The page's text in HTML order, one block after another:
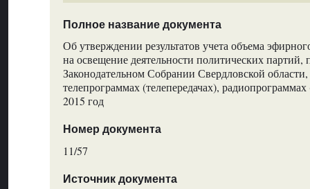
Полное название документа
Об утверждении результатов учета объема
на освещение деятельности политических партий,
Законодательном Собрании Свердловской
телепрограммах (телепередачах),
2015 год
Номер документа
11/57
Источник документа